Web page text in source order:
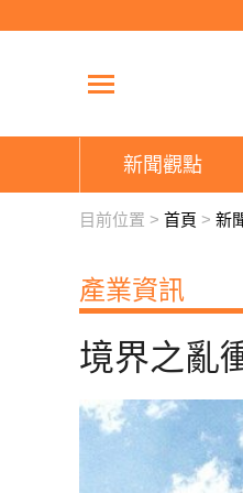
新聞觀點
目前位置 > 首頁 > 新
產業資訊
境界之亂